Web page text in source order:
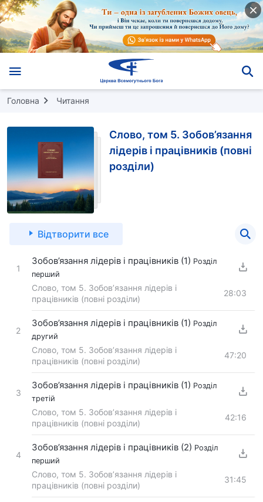
Головна Читання
Слово, том 5. Зобов’язання
лідерів і працівників (повні
розділи)
Відтворити все
1
Зобов’язання лідерів і працівників (1) Розділ
перший
Слово, том 5. Зобов’язання лідерів і
працівників (повні розділи)
28:03
2
Зобов’язання лідерів і працівників (1) Розділ
другий
Слово, том 5. Зобов’язання лідерів і
працівників (повні розділи)
47:20
3
Зобов’язання лідерів і працівників (1) Розділ
третій
Слово, том 5. Зобов’язання лідерів і
працівників (повні розділи)
42:16
4
Зобов’язання лідерів і працівників (2) Розділ
перший
Слово, том 5. Зобов’язання лідерів і
працівників (повні розділи)
31:45